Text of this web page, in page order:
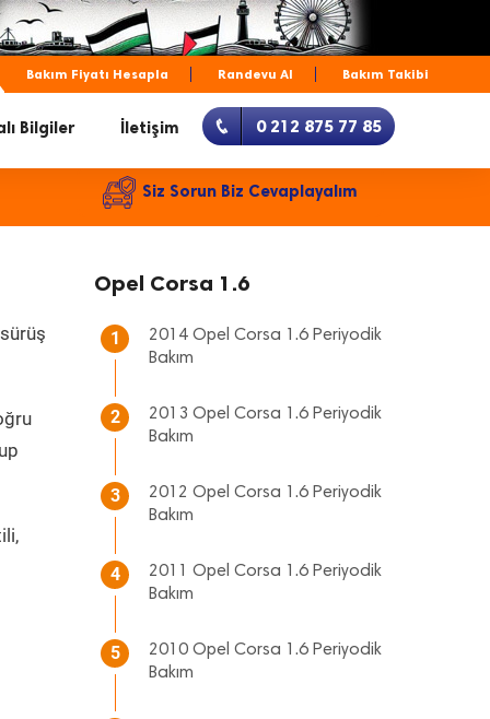
Bakım Fiyatı Hesapla Randevu Al Bakım Takibi
Bilgiler İletişim 0 212 875 77 85
Siz Sorun Biz Cevaplayalım
Opel Corsa 1.6
1
2014 Opel Corsa 1.6 Periyodik
Bakım
2
2013 Opel Corsa 1.6 Periyodik
Bakım
3
2012 Opel Corsa 1.6 Periyodik
Bakım
4
2011 Opel Corsa 1.6 Periyodik
Bakım
5
2010 Opel Corsa 1.6 Periyodik
Bakım